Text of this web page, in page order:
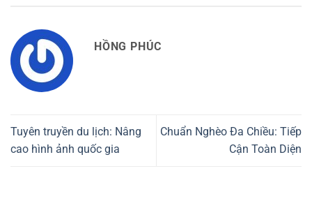
HỒNG PHÚC
Tuyên truyền du lịch: Nâng
cao hình ảnh quốc gia
Chuẩn Nghèo Đa Chiều: Tiếp
Cận Toàn Diện